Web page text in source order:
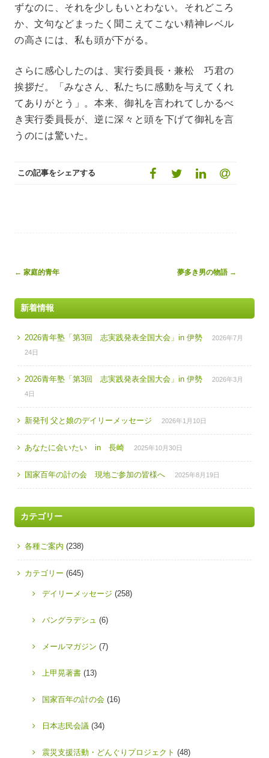
ずなのに、それを少しもいとわない。それどころ
か、文句などまったく聞こえてこない精神レベル
の高さには、私も頭が下がる。
さらに感心したのは、実行委員長・兼松 巧君の
挨拶だ。「みなさん、私たちに感動を与えてくれ
てありがとう」。本来、御礼を言われてしかるべ
き実行委員長が、逆に深々と頭を下げて御礼を言
うのには驚いた。
この記事をシェアする
Post
← 家庭的青年 夢多き男の物語 →
新着情報
2026青年塾「第3回 志実践発表全国大会」in 伊勢
2026年7月
24日
2026青年塾「第3回 志実践発表全国大会」in 伊勢
2026年3月
4日
新発刊 父と娘のデイリーメッセージ 2026年1月10日
あなたに会いたい in 長崎 2025年10月30日
国家百年の計の会 現地ご参加の皆様へ 2025年8月19日
カテゴリー
各種ご案内 (238)
カテゴリー (645)
デイリーメッセージ (258)
バングラデシュ (6)
メールマガジン (7)
上甲晃著書 (13)
国家百年の計の会 (16)
日本志民会議 (34)
震災支援活動・どんぐりプロジェクト (48)